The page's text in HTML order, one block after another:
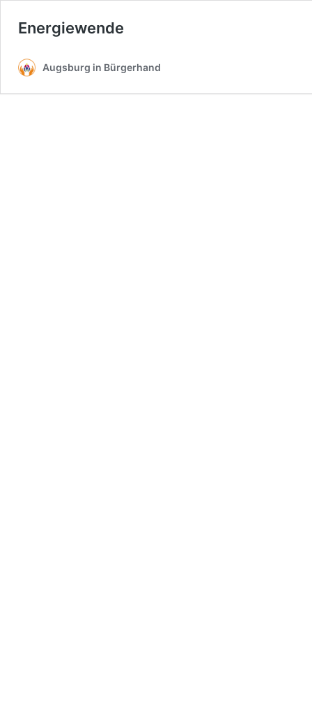
Energiewende
Augsburg in Bürgerhand